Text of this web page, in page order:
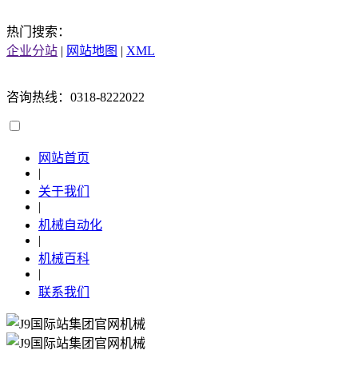
热门搜索：
企业分站 | 网站地图 | XML
咨询热线：0318-8222022
网站首页
|
关于我们
|
机械自动化
|
机械百科
|
联系我们